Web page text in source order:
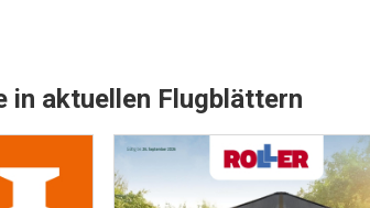
in aktuellen Flugblättern